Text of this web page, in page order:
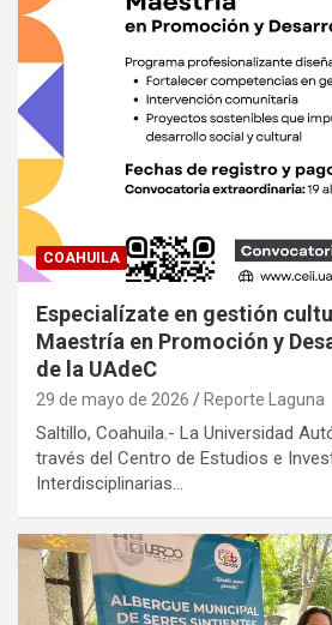
COAHUILA
Especialízate en gestión
Maestría en Promoción y
de la UAdeC
29 de mayo de 2026 Reporte Laguna
Saltillo, Coahuila.- La Universidad
través del Centro de Estudios e
Interdisciplinarias…